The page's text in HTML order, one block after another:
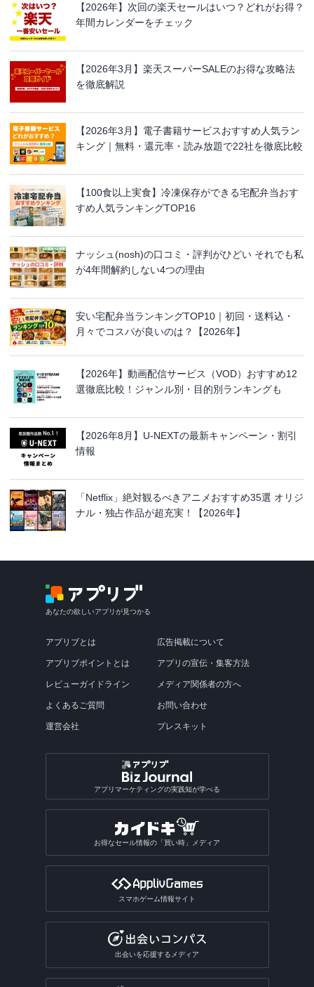
【2026年】次回の楽天セールはいつ？どれがお得？
年間カレンダーをチェック
【2026年3月】楽天スーパーSALEのお得な攻略法
を徹底解説
【2026年3月】電子書籍サービスおすすめ人気ラン
キング｜無料・還元率・読み放題で22社を徹底比較
【100食以上実食】冷凍保存ができる宅配弁当おす
すめ人気ランキングTOP16
ナッシュ(nosh)の口コミ・評判がひどい それでも私
が4年間解約しない4つの理由
安い宅配弁当ランキングTOP10｜初回・送料込・
月々でコスパが良いのは？【2026年】
【2026年】動画配信サービス（VOD）おすすめ12
選徹底比較！ジャンル別・目的別ランキングも
【2026年8月】U-NEXTの最新キャンペーン・割引
情報
「Netflix」絶対観るべきアニメおすすめ35選 オリジ
ナル・独占作品が超充実！【2026年】
あなたの欲しいアプリが見つかる
アプリブとは
アプリブポイントとは
レビューガイドライン
よくあるご質問
運営会社
広告掲載について
アプリの宣伝・集客方法
メディア関係者の方へ
お問い合わせ
プレスキット
アプリマーケティングの実践知が学べる
お得なセール情報の「買い時」メディア
スマホゲーム情報サイト
出会いを応援するメディア